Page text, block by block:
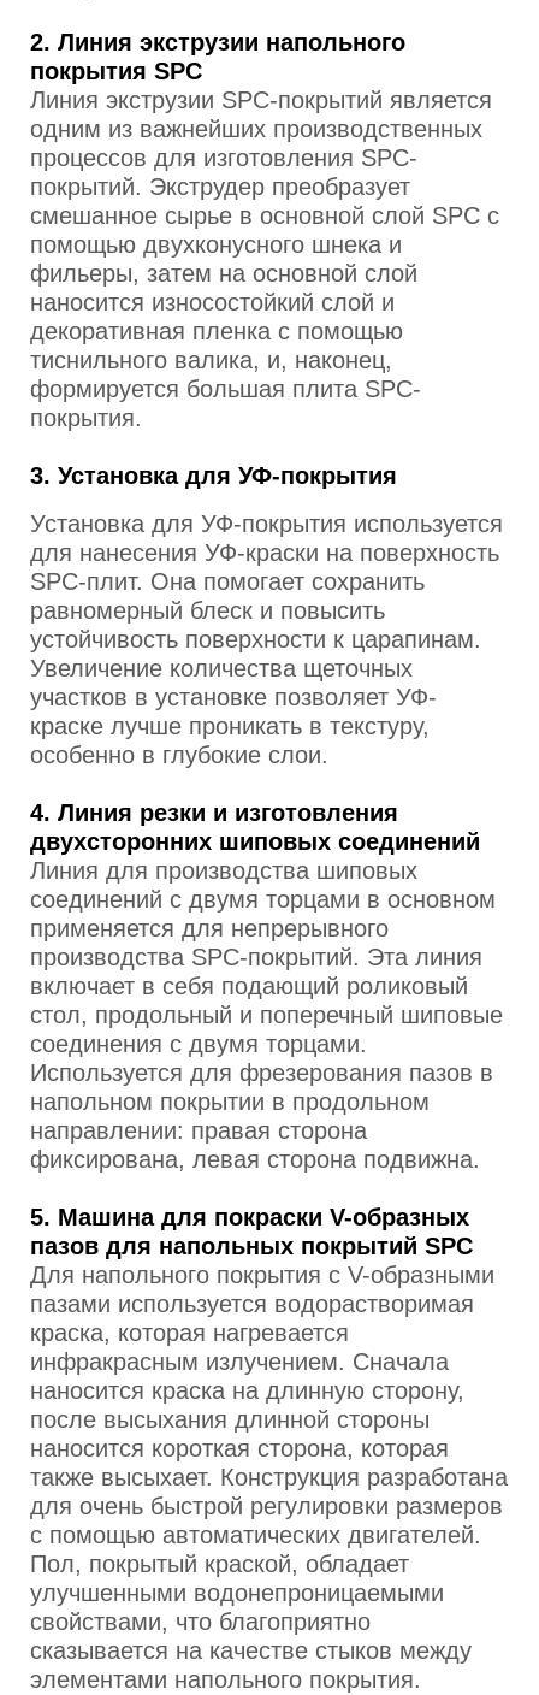
2. Линия экструзии напольного
покрытия SPC
Линия экструзии SPC-покрытий является
одним из важнейших производственных
процессов для изготовления SPC-
покрытий. Экструдер преобразует
смешанное сырье в основной слой SPC с
помощью двухконусного шнека и
фильеры, затем на основной слой
наносится износостойкий слой и
декоративная пленка с помощью
тиснильного валика, и, наконец,
формируется большая плита SPC-
покрытия.
3. Установка для УФ-покрытия
Установка для УФ-покрытия используется
для нанесения УФ-краски на поверхность
SPC-плит. Она помогает сохранить
равномерный блеск и повысить
устойчивость поверхности к царапинам.
Увеличение количества щеточных
участков в установке позволяет УФ-
краске лучше проникать в текстуру,
особенно в глубокие слои.
4. Линия резки и изготовления
двухсторонних шиповых соединений
Линия для производства шиповых
соединений с двумя торцами в основном
применяется для непрерывного
производства SPC-покрытий. Эта линия
включает в себя подающий роликовый
стол, продольный и поперечный шиповые
соединения с двумя торцами.
Используется для фрезерования пазов в
напольном покрытии в продольном
направлении: правая сторона
фиксирована, левая сторона подвижна.
5. Машина для покраски V-образных
пазов для напольных покрытий SPC
Для напольного покрытия с V-образными
пазами используется водорастворимая
краска, которая нагревается
инфракрасным излучением. Сначала
наносится краска на длинную сторону,
после высыхания длинной стороны
наносится короткая сторона, которая
также высыхает. Конструкция разработана
для очень быстрой регулировки размеров
с помощью автоматических двигателей.
Пол, покрытый краской, обладает
улучшенными водонепроницаемыми
свойствами, что благоприятно
сказывается на качестве стыков между
элементами напольного покрытия.